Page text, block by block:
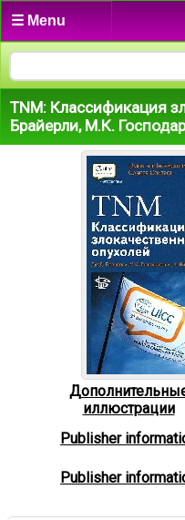
☰ Menu
TNM: Классификация
Брайерли, М.К.
иллюстрации
Publisher
Publisher